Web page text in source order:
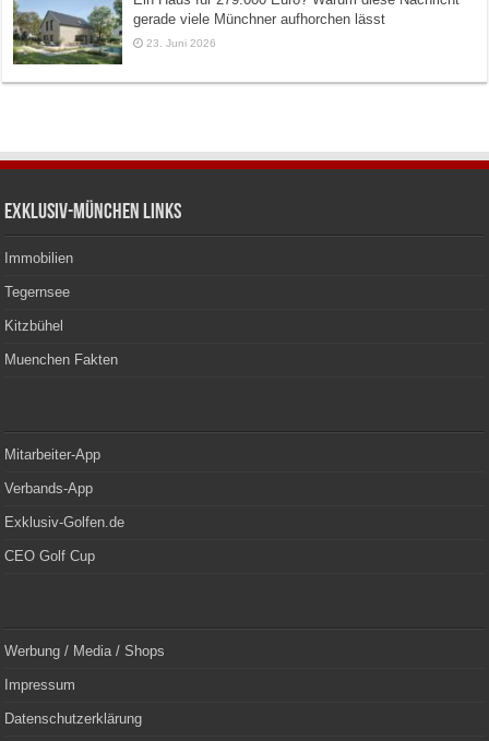
gerade viele Münchner aufhorchen lässt
23. Juni 2026
Exklusiv-München Links
Immobilien
Tegernsee
Kitzbühel
Muenchen Fakten
Mitarbeiter-App
Verbands-App
Exklusiv-Golfen.de
CEO Golf Cup
Werbung / Media / Shops
Impressum
Datenschutzerklärung